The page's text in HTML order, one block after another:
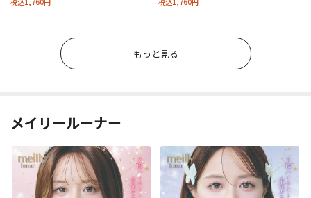
もっと見る
メイリールーナー